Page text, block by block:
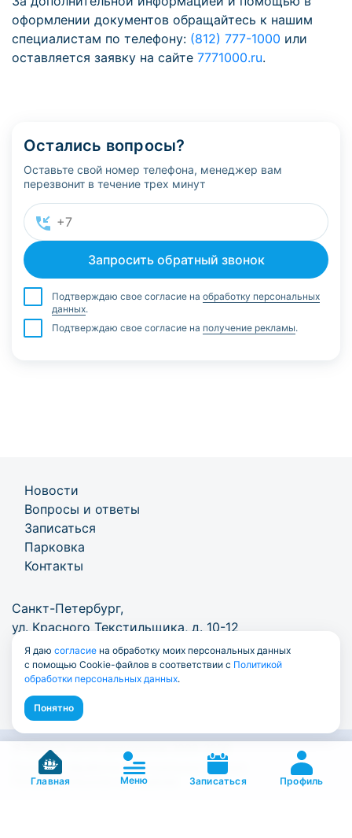
оформлении документов обращайтесь к нашим
специалистам по телефону: (812) 777-1000 или
оставляется заявку на сайте 7771000.ru.
Остались вопросы?
Оставьте свой номер телефона, менеджер вам
перезвонит в течение трех минут
Подтверждаю свое согласие на обработку персональных
данных.
Подтверждаю свое согласие на получение рекламы.
Новости
Вопросы и ответы
Записаться
Парковка
Контакты
Санкт-Петербург,
ул. Красного Текстильщика, д. 10-12
+7 (812) 303-57-01/info@7771000.ru
© Единый центр документов 2009-2026
Политика обработки персональных данных
Пользовательское соглашение
Главная Меню Записаться Профиль
Я даю согласие на обработку моих персональных данных
с помощью Cookie-файлов в соответствии с Политикой
обработки персональных данных.
Понятно